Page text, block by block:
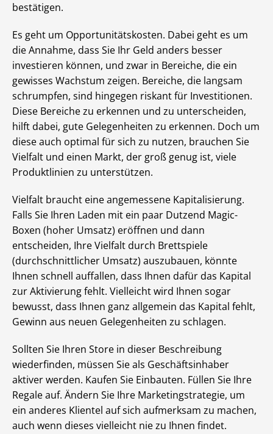
bestätigen.
Es geht um Opportunitätskosten. Dabei geht es um
die Annahme, dass Sie Ihr Geld anders besser
investieren können, und zwar in Bereiche, die ein
gewisses Wachstum zeigen. Bereiche, die langsam
schrumpfen, sind hingegen riskant für Investitionen.
Diese Bereiche zu erkennen und zu unterscheiden,
hilft dabei, gute Gelegenheiten zu erkennen. Doch um
diese auch optimal für sich zu nutzen, brauchen Sie
Vielfalt und einen Markt, der groß genug ist, viele
Produktlinien zu unterstützen.
Vielfalt braucht eine angemessene Kapitalisierung.
Falls Sie Ihren Laden mit ein paar Dutzend Magic-
Boxen (hoher Umsatz) eröffnen und dann
entscheiden, Ihre Vielfalt durch Brettspiele
(durchschnittlicher Umsatz) auszubauen, könnte
Ihnen schnell auffallen, dass Ihnen dafür das Kapital
zur Aktivierung fehlt. Vielleicht wird Ihnen sogar
bewusst, dass Ihnen ganz allgemein das Kapital fehlt,
Gewinn aus neuen Gelegenheiten zu schlagen.
Sollten Sie Ihren Store in dieser Beschreibung
wiederfinden, müssen Sie als Geschäftsinhaber
aktiver werden. Kaufen Sie Einbauten. Füllen Sie Ihre
Regale auf. Ändern Sie Ihre Marketingstrategie, um
ein anderes Klientel auf sich aufmerksam zu machen,
auch wenn dieses vielleicht nie zu Ihnen findet.